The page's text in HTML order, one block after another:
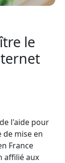
le
l'aide pour
de mise en
France
affilié aux